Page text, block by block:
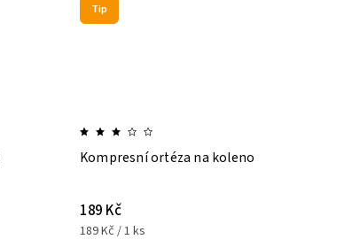
Tip
Kompresní ortéza na koleno
189 Kč
189 Kč / 1 ks